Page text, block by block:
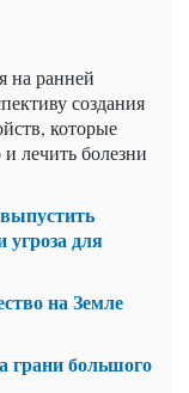
на ранней
создания
которые
лечить болезни
для
на Земле
грани большого